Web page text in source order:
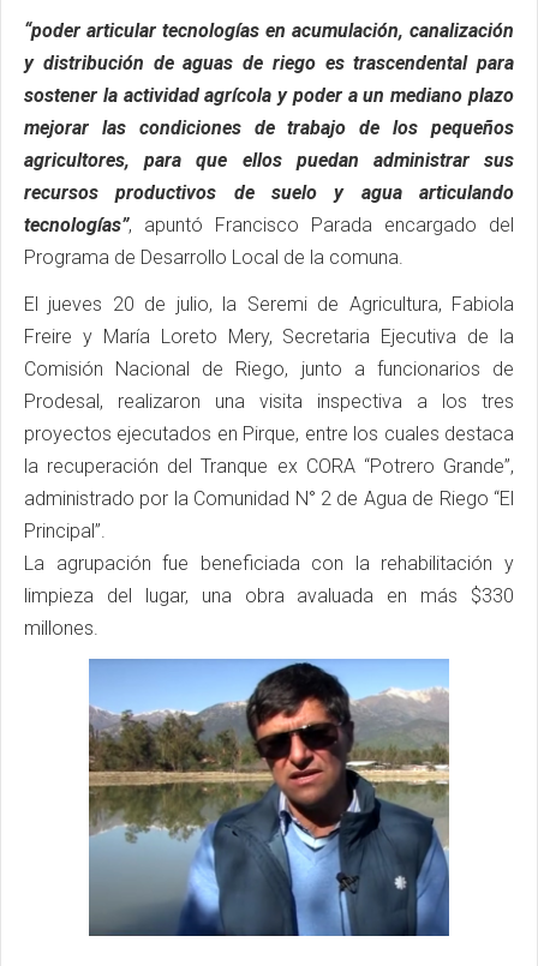
“poder articular tecnologías en acumulación, canalización
y distribución de aguas de riego es trascendental para
sostener la actividad agrícola y poder a un mediano plazo
mejorar las condiciones de trabajo de los pequeños
agricultores, para que ellos puedan administrar sus
recursos productivos de suelo y agua articulando
tecnologías”, apuntó Francisco Parada encargado del
Programa de Desarrollo Local de la comuna.
El jueves 20 de julio, la Seremi de Agricultura, Fabiola
Freire y María Loreto Mery, Secretaria Ejecutiva de la
Comisión Nacional de Riego, junto a funcionarios de
Prodesal, realizaron una visita inspectiva a los tres
proyectos ejecutados en Pirque, entre los cuales destaca
la recuperación del Tranque ex CORA “Potrero Grande”,
administrado por la Comunidad N° 2 de Agua de Riego “El
Principal”.
La agrupación fue beneficiada con la rehabilitación y
limpieza del lugar, una obra avaluada en más $330
millones.